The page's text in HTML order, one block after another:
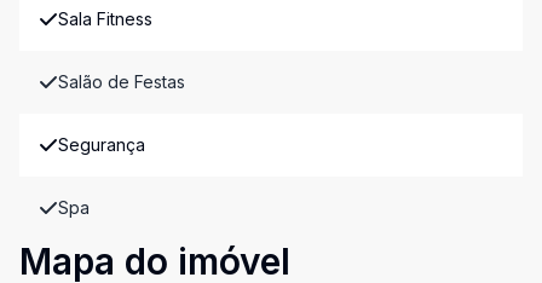
Sala Fitness
Salão de Festas
Segurança
Spa
Mapa do imóvel